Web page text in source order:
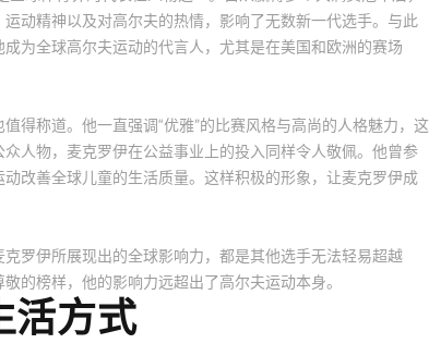
动精神以及对高尔夫的热情，影响了无数新一代选手。与此
为全球高尔夫运动的代言人，尤其是在美国和欧洲的赛场
得称道。他一直强调“优雅”的比赛风格与高尚的人格魅力，这
人物，麦克罗伊在公益事业上的投入同样令人敬佩。他曾参
改善全球儿童的生活质量。这样积极的形象，让麦克罗伊成
罗伊所展现出的全球影响力，都是其他选手无法轻易超越
的榜样，他的影响力远超出了高尔夫运动本身。
活方式